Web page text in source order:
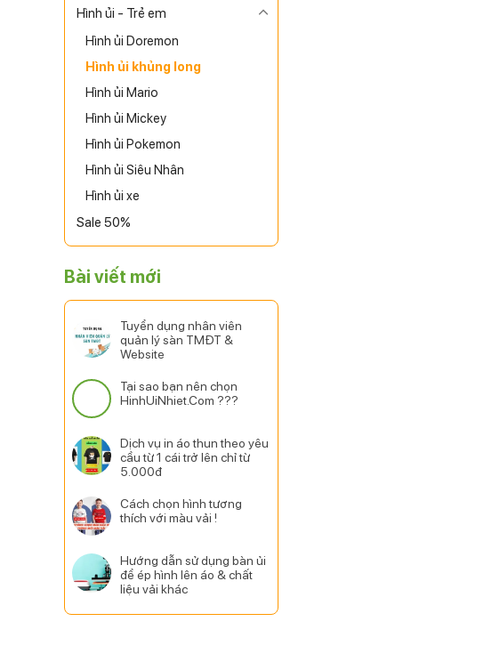
Hình ủi - Trẻ em
Hình ủi Doremon
Hình ủi khủng long
Hình ủi Mario
Hình ủi Mickey
Hình ủi Pokemon
Hình ủi Siêu Nhân
Hình ủi xe
Sale 50%
Bài viết mới
Tuyển dụng nhân viên
quản lý sàn TMĐT &
Website
Tại sao bạn nên chọn
HinhUiNhiet.Com ???
Dịch vụ in áo thun theo yêu
cầu từ 1 cái trở lên chỉ từ
5.000đ
Cách chọn hình tương
thích với màu vải !
Hướng dẫn sử dụng bàn ủi
để ép hình lên áo & chất
liệu vải khác